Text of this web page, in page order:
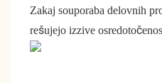
Zakaj souporaba delovnih
rešujejo izzive